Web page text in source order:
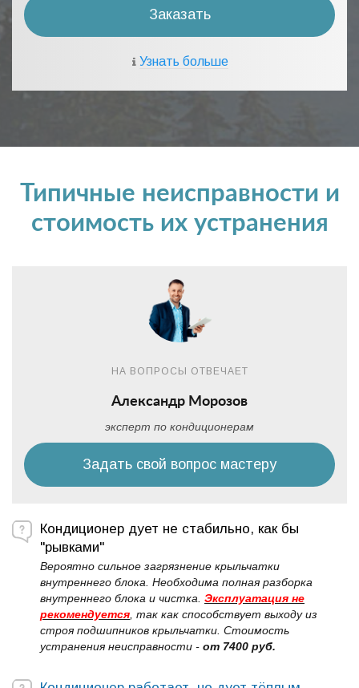
Заказать
Узнать больше
Типичные неисправности и
стоимость их устранения
НА ВОПРОСЫ ОТВЕЧАЕТ
Александр Морозов
эксперт по кондиционерам
Задать свой вопрос мастеру
Кондиционер дует не стабильно, как бы
"рывками"
Вероятно сильное загрязнение крыльчатки
внутреннего блока. Необходима полная разборка
внутреннего блока и чистка. Эксплуатация не
рекомендуется , так как способствует выходу из
строя подшипников крыльчатки. Стоимость
устранения неисправности - от 7400 руб.